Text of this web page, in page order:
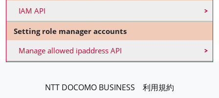
IAM API
Setting role manager accounts
Manage allowed ipaddress API
フッターJPNTT DOCOMO BUSINESS
利用規約